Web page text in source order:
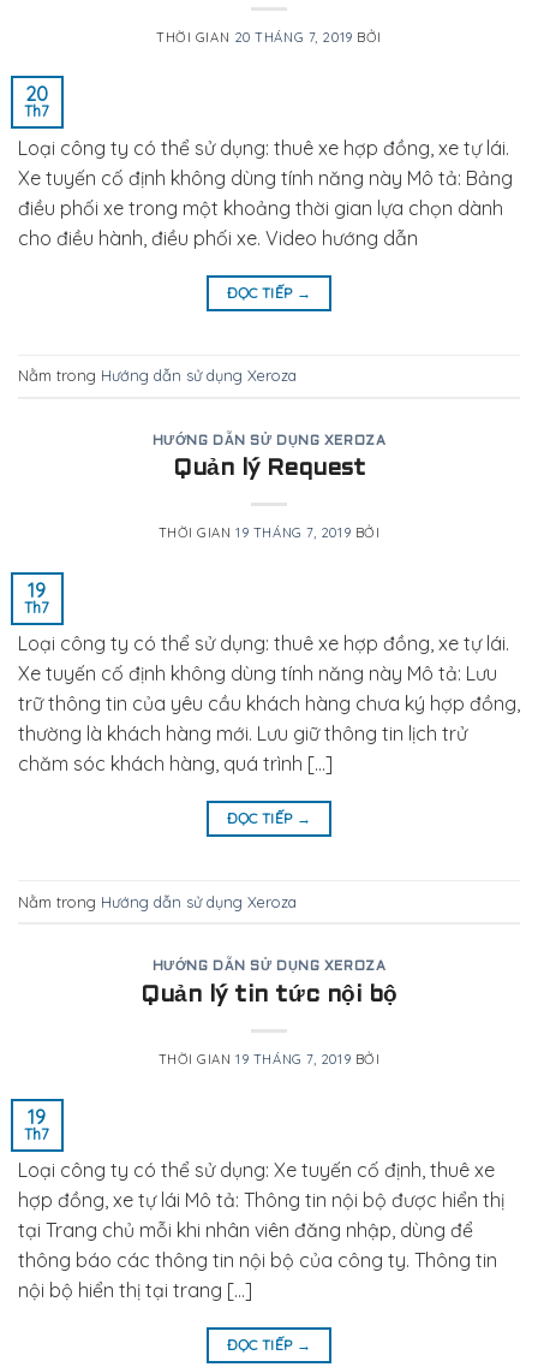
THỜI GIAN 20 THÁNG 7, 2019 BỞI
20
Th7
Loại công ty có thể sử dụng: thuê xe hợp đồng, xe tự lái.
Xe tuyến cố định không dùng tính năng này Mô tả: Bảng
điều phối xe trong một khoảng thời gian lựa chọn dành
cho điều hành, điều phối xe. Video hướng dẫn
ĐỌC TIẾP →
Nằm trong Hướng dẫn sử dụng Xeroza
HƯỚNG DẪN SỬ DỤNG XEROZA
Quản lý Request
THỜI GIAN19 THÁNG 7, 2019 BỞI
19
Th7
Loại công ty có thể sử dụng: thuê xe hợp đồng, xe tự lái.
Xe tuyến cố định không dùng tính năng này Mô tả: Lưu
trữ thông tin của yêu cầu khách hàng chưa ký hợp đồng,
thường là khách hàng mới. Lưu giữ thông tin lịch trử
chăm sóc khách hàng, quá trình […]
ĐỌC TIẾP →
Nằm trong Hướng dẫn sử dụng Xeroza
HƯỚNG DẪN SỬ DỤNG XEROZA
Quản lý tin tức nội bộ
THỜI GIAN19 THÁNG 7, 2019 BỞI
19
Th7
Loại công ty có thể sử dụng: Xe tuyến cố định, thuê xe
hợp đồng, xe tự lái Mô tả: Thông tin nội bộ được hiển thị
tại Trang chủ mỗi khi nhân viên đăng nhập, dùng để
thông báo các thông tin nội bộ của công ty. Thông tin
nội bộ hiển thị tại trang […]
ĐỌC TIẾP →